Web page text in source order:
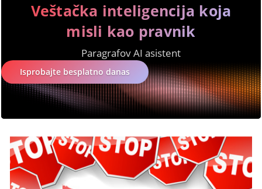
Veštačka inteligencija koja
misli kao pravnik
Paragrafov AI asistent
Isprobajte besplatno danas